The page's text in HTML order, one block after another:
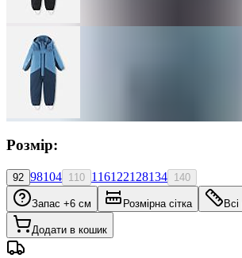
Розмір:
92 98104 110 116122128134 140
Запас +6 см Розмірна сітка Всі
Додати в кошик